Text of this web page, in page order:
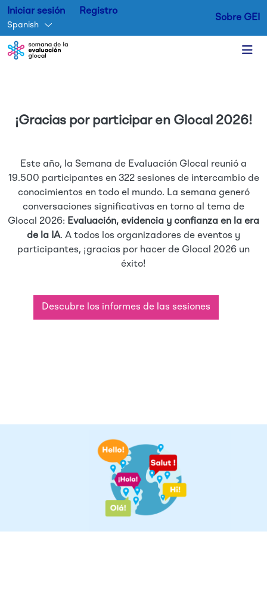
Iniciar sesión Registro
Spanish
Sobre GEI
¡Gracias por participar en Glocal 2026!
Este año, la Semana de Evaluación Glocal reunió a
19.500 participantes en 322 sesiones de intercambio de
conocimientos en todo el mundo. La semana generó
conversaciones significativas en torno al tema de
Glocal 2026: Evaluación, evidencia y confianza en la era
de la IA. A todos los organizadores de eventos y
participantes, ¡gracias por hacer de Glocal 2026 un
éxito!
Descubre los informes de las sesiones